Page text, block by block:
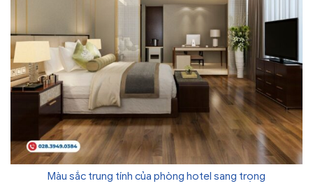
Màu sắc trung tính của phòng hotel sang trọng